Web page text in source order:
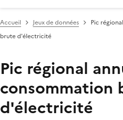
Accueil Jeux de données
Pic
brute d'électricité
Pic régional
consommation
d'électricité